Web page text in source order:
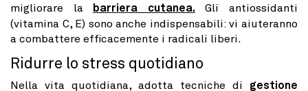
migliorare la
barriera cutanea.Gli antiossidanti
(vitamina C, E) sono anche indispensabili: vi aiuteranno
a combattere efficacemente i radicali liberi.
Ridurre lo stress quotidiano
Nella vita quotidiana, adotta tecniche di gestione